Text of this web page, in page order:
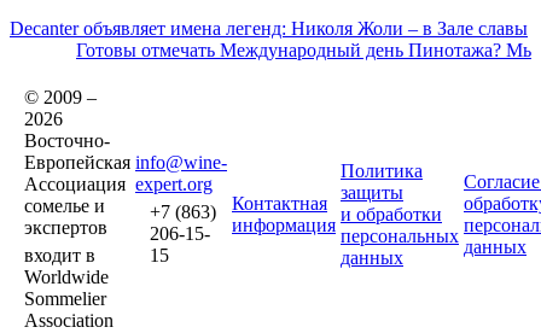
Decanter объявляет имена легенд: Николя Жоли – в Зале славы
Готовы отмечать Международный день Пинотажа? Мы
© 2009 –
2026
Восточно-
Европейская
Ассоциация
сомелье и
экспертов
входит в
Worldwide
Sommelier
Association
info@wine-
expert.org
+7 (863)
206-15-
15
Контактная
информация
Политика
защиты
и обработки
персональных
данных
данных